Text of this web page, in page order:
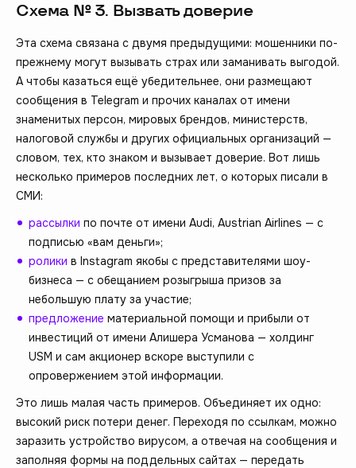
Схема № 3. Вызвать доверие
Эта схема связана с двумя предыдущими: мошенники по-
прежнему могут вызывать страх или заманивать выгодой.
А чтобы казаться ещё убедительнее, они размещают
сообщения в Telegram и прочих каналах от имени
знаменитых персон, мировых брендов, министерств,
налоговой службы и других официальных организаций —
словом, тех, кто знаком и вызывает доверие. Вот лишь
несколько примеров последних лет, о которых писали в
СМИ:
рассылки по почте от имени Audi, Austrian Airlines — с
подписью «вам деньги»;
ролики в Instagram якобы с представителями шоу-
бизнеса — с обещанием розыгрыша призов за
небольшую плату за участие;
предложение материальной помощи и прибыли от
инвестиций от имени Алишера Усманова — холдинг
USM и сам акционер вскоре выступили с
опровержением этой информации.
Это лишь малая часть примеров. Объединяет их одно:
высокий риск потери денег. Переходя по ссылкам, можно
заразить устройство вирусом, а отвечая на сообщения и
заполняя формы на поддельных сайтах — передать